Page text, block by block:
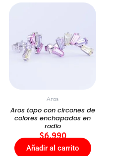
Aros
Aros topo con circones de
colores enchapados en
rodio
$6.990
Añadir al carrito